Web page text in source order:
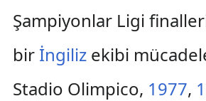
Şampiyonlar Ligi
bir İngilizekibi
Stadio Olimpico, 1977,